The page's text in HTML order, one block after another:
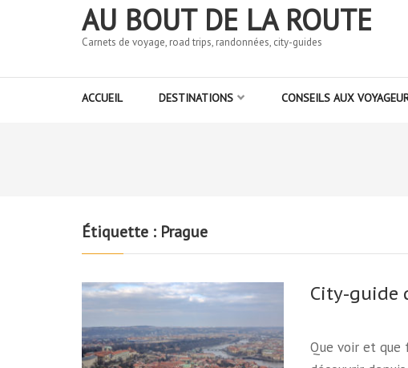
AU BOUT DE LA ROUTE
Carnets de voyage, road trips, randonnées, city-guides
ACCUEIL DESTINATIONS CONSEILS AUX
Étiquette : Prague
City-guide
Que voir et que